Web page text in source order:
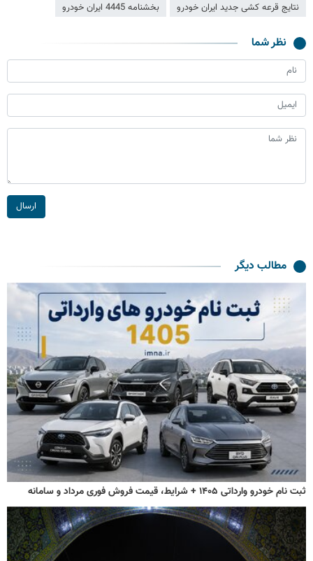
نتایج قرعه کشی جدید ایران خودرو
بخشنامه 4445 ایران خودرو
نظر شما
ارسال
مطالب دیگر
ثبت نام خودرو وارداتی ۱۴۰۵ + شرایط، قیمت فروش فوری مرداد و سامانه